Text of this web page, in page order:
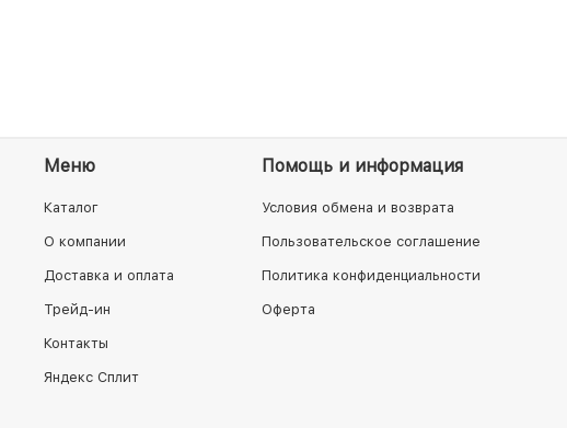
Меню
Каталог
О компании
Доставка и оплата
Трейд-ин
Контакты
Яндекс Сплит
Помощь и информация
Условия обмена и возврата
Пользовательское соглашение
Политика конфиденциальности
Оферта